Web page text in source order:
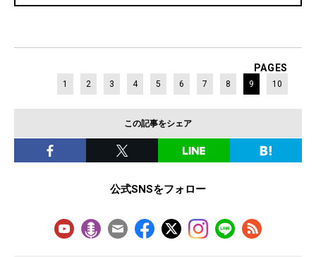
PAGES
1 2 3 4 5 6 7 8 9 10
この記事をシェア
公式SNSをフォロー